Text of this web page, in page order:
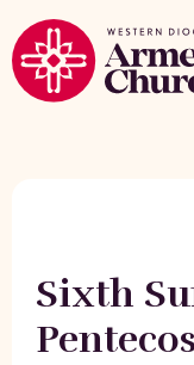
Sixth